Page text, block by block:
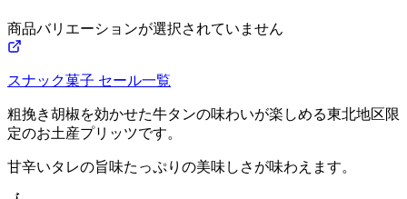
商品バリエーションが選択されていません
スナック菓子 セール一覧
粗挽き胡椒を効かせた牛タンの味わいが楽しめる東北地区限
定のお土産プリッツです。
甘辛いタレの旨味たっぷりの美味しさが味わえます。